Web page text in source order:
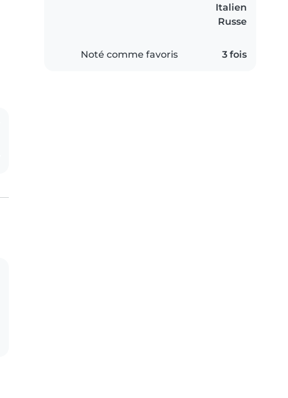
Italien
Russe
Noté comme favoris 3 fois